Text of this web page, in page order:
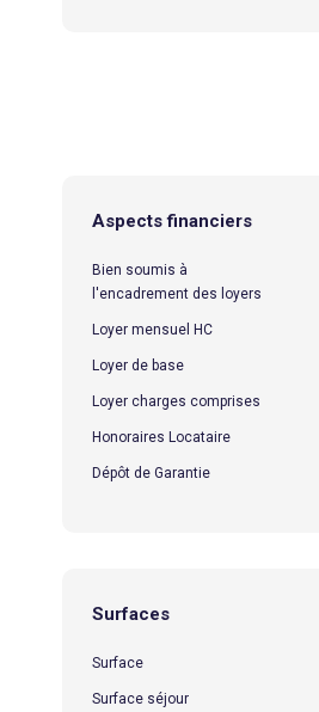
Aspects financiers
Bien soumis à
l'encadrement des loyers
Loyer mensuel HC
Loyer de base
Loyer charges comprises
Honoraires Locataire
Dépôt de Garantie
Surfaces
Surface
Surface séjour